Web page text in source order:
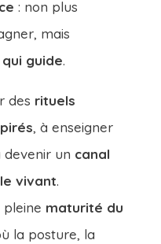
: non plus
mais
guide.
des rituels
, à enseigner
un canal
vivant.
pleine maturité du
la posture, la